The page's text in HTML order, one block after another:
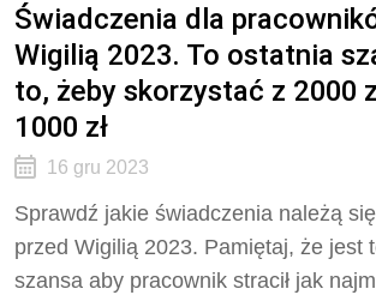
Świadczenia dla
Wigilią 2023. To ostatnia
to, żeby skorzystać z 2000
1000 zł
16 gru 2023
Sprawdź jakie świadczenia należą
przed Wigilią 2023. Pamiętaj, że jest
szansa aby pracownik stracił jak